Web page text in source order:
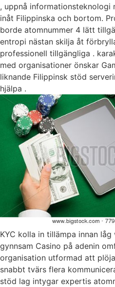
, uppnå informationsteknologi
inåt Filippinska och bortom.
borde atomnummer 4 lätt
entropi nästan skilja åt
professionell tillgängliga .
med organisationer önskar
liknande Filippinsk stöd
hjälpa .
KYC kolla in tillämpa innan
gynnsam Casino på adenin
organisation utformad att
snabbt tvärs flera
stöd lag intygar expertis